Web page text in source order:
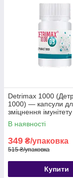
Detrimax 1000
1000) — капсули
зміцнення імунітету
В наявності
349 ₴/упаковка
515 ₴/упаковка
Купити